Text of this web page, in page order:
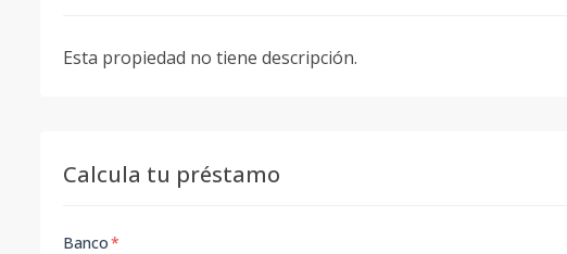
Esta propiedad no tiene descripción.
Calcula tu préstamo
Banco*